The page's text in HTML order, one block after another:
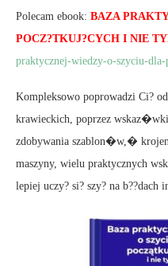
Polecam ebook: BAZA
POCZ?TKUJ?CYCH I NIE
praktycznej-wiedzy-o-szyciu-dla-
Kompleksowo poprowadzi Ci?
krawieckich, poprzez
zdobywania szablon�w,�
maszyny, wielu praktycznych
lepiej uczy? si? szy? na b??dach